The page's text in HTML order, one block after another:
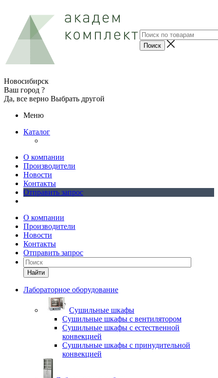
Новосибирск
Ваш город ?
Да, все верно Выбрать другой
Меню
Каталог
О компании
Производители
Новости
Контакты
Отправить запрос
О компании
Производители
Новости
Контакты
Отправить запрос
Найти
Лабораторное оборудование
Cушильные шкафы
Сушильные шкафы с вентилятором
Сушильные шкафы с естественной
конвекцией
Сушильные шкафы с принудительной
конвекцией